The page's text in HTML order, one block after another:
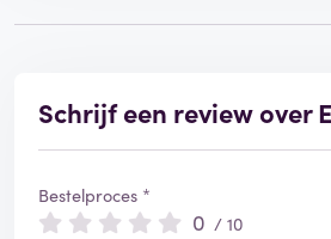
Schrijf een review over
Bestelproces *
0 / 10